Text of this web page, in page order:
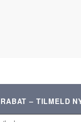
– TILMELD